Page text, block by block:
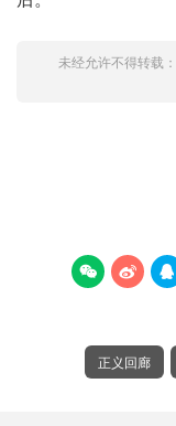
未经允许不得转载：
  
正义回廊